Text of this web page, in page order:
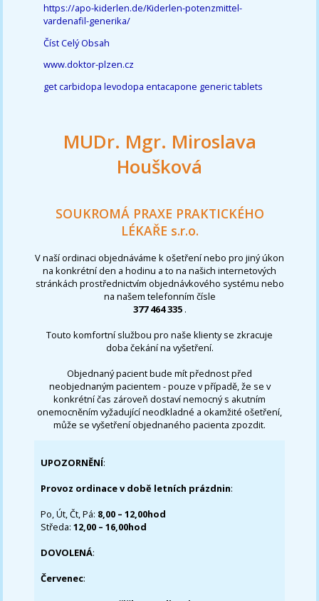
https://apo-kiderlen.de/Kiderlen-potenzmittel-
vardenafil-generika/
Číst Celý Obsah
www.doktor-plzen.cz
get carbidopa levodopa entacapone generic tablets
MUDr. Mgr. Miroslava
Houšková
SOUKROMÁ PRAXE PRAKTICKÉHO
LÉKAŘE s.r.o.
V naší ordinaci objednáváme k ošetření nebo pro jiný úkon
na konkrétní den a hodinu a to na našich internetových
stránkách prostřednictvím objednávkového systému nebo
na našem telefonním čísle
377 464 335 .
Touto komfortní službou pro naše klienty se zkracuje
doba čekání na vyšetření.
Objednaný pacient bude mít přednost před
neobjednaným pacientem - pouze v případě, že se v
konkrétní čas zároveň dostaví nemocný s akutním
onemocněním vyžadující neodkladné a okamžité ošetření,
může se vyšetření objednaného pacienta zpozdit.
UPOZORNĚNÍ:
Provoz ordinace v době letních prázdnin:
Po, Út, Čt, Pá: 8,00 – 12,00hod
Středa:12,00 – 16,00hod
DOVOLENÁ:
Červenec: